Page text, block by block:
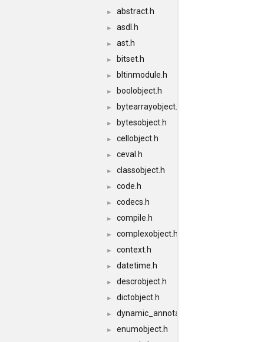
► abstract.h
► asdl.h
► ast.h
► bitset.h
► bltinmodule.h
► boolobject.h
► bytearrayobject.h
► bytesobject.h
► cellobject.h
► ceval.h
► classobject.h
► code.h
► codecs.h
► compile.h
► complexobject.h
► context.h
► datetime.h
► descrobject.h
► dictobject.h
► dynamic_annotations.h
►
enumobject.h